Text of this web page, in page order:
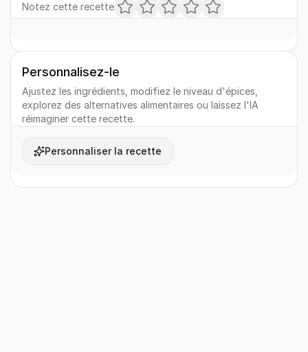
Notez cette recette
Personnalisez-le
Ajustez les ingrédients, modifiez le niveau d'épices,
explorez des alternatives alimentaires ou laissez l'IA
réimaginer cette recette.
Personnaliser la recette